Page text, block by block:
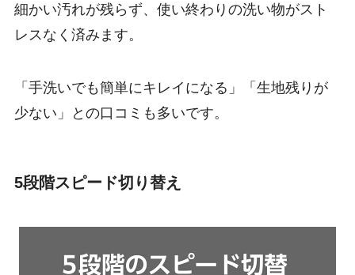
細かい汚れが残らず、使い終わりの洗い物がスト
レスなく済みます。
「手洗いでも簡単にキレイになる」「生地残りが
少ない」との口コミも多いです。
5段階スピード切り替え